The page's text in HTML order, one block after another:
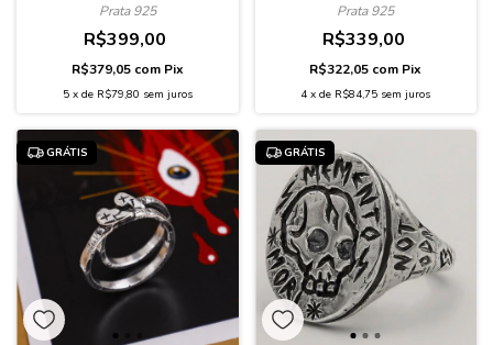
Prata 925
R$399,00
R$379,05 com Pix
5 x de R$79,80 sem juros
Prata 925
R$339,00
R$322,05 com Pix
4 xde R$84,75 sem juros
GRÁTIS GRÁTIS